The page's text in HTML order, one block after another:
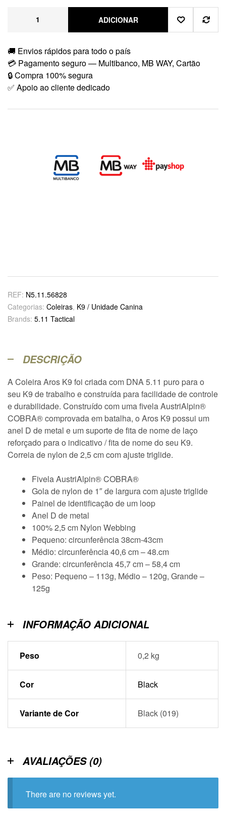
ADICIONAR
🚚 Envios rápidos para todo o país
💳 Pagamento seguro — Multibanco, MB WAY, Cartão
🔒 Compra 100% segura
✅ Apoio ao cliente dedicado
REF: N5.11.56828
Categorias: Coleiras, K9 / Unidade Canina
Brands: 5.11 Tactical
DESCRIÇÃO
A Coleira Aros K9 foi criada com DNA 5.11 puro para o
seu K9 de trabalho e construída para facilidade de controle
e durabilidade. Construído com uma fivela AustriAlpin®
COBRA® comprovada em batalha, o Aros K9 possui um
anel D de metal e um suporte de fita de nome de laço
reforçado para o indicativo / fita de nome do seu K9.
Correia de nylon de 2,5 cm com ajuste triglide.
Fivela AustriAlpin® COBRA®
Gola de nylon de 1″ de largura com ajuste triglide
Painel de identificação de um loop
Anel D de metal
100% 2,5 cm Nylon Webbing
Pequeno: circunferência 38cm-43cm
Médio: circunferência 40,6 cm – 48.cm
Grande: circunferência 45,7 cm – 58,4 cm
Peso: Pequeno – 113g, Médio – 120g, Grande –
125g
INFORMAÇÃO ADICIONAL
Peso 0,2 kg
Cor Black
Variante de Cor Black (019)
AVALIAÇÕES (0)
There are no reviews yet.